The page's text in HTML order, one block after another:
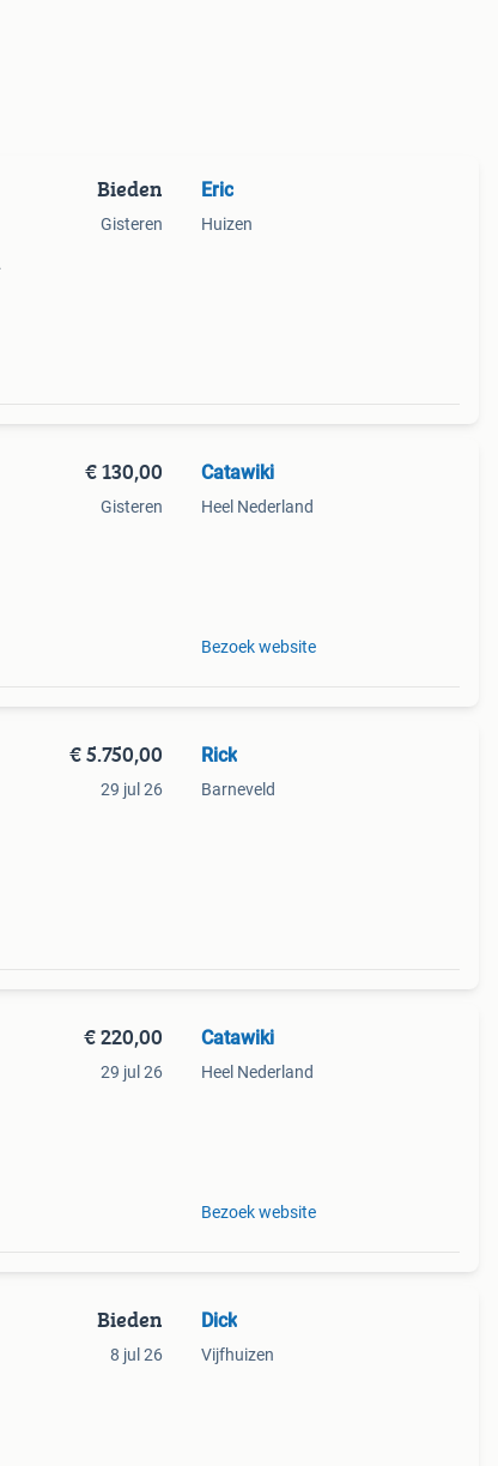
Bieden
Gisteren
Eric
Huizen
€ 130,00
Gisteren
Catawiki
Heel Nederland
Bezoek website
€ 5.750,00
29 jul 26
Rick
Barneveld
€ 220,00
29 jul 26
Catawiki
Heel Nederland
Bezoek website
Bieden
8 jul 26
Dick
Vijfhuizen